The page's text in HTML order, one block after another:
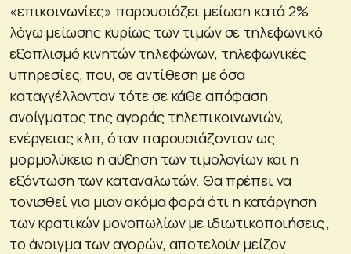
«επικοινωνίες» παρουσιάζει μείωση κατά 2%
λόγω μείωσης κυρίως των τιμών σε τηλεφωνικό
εξοπλισμό κινητών τηλεφώνων, τηλεφωνικές
υπηρεσίες, που, σε αντίθεση με όσα
καταγγέλλονταν τότε σε κάθε απόφαση
ανοίγματος της αγοράς τηλεπικοινωνιών,
ενέργειας κλπ, όταν παρουσιάζονταν ως
μορμολύκειο η αύξηση των τιμολογίων και η
εξόντωση των καταναλωτών. Θα πρέπει να
τονισθεί για μιαν ακόμα φορά ότι η κατάργηση
των κρατικών μονοπωλίων με ιδιωτικοποιήσεις ,
το άνοιγμα των αγορών, αποτελούν μείζον